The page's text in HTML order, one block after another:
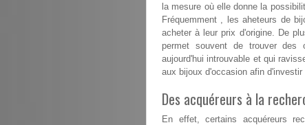
la mesure où elle donne la
Fréquemment , les aheteurs de
acheter à leur prix d'origine. De
permet souvent de trouver
aujourd'hui introuvable et qui
aux bijoux d'occasion afin
Des acquéreurs à la
En effet, certains acquéreurs